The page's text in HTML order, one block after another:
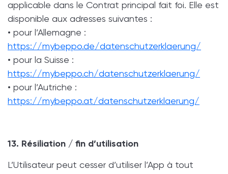
applicable dans le Contrat principal fait foi. Elle est
disponible aux adresses suivantes :
• pour l’Allemagne :
https://mybeppo.de/datenschutzerklaerung/
• pour la Suisse :
https://mybeppo.ch/datenschutzerklaerung/
• pour l’Autriche :
https://mybeppo.at/datenschutzerklaerung/
13. Résiliation / fin d’utilisation
L’Utilisateur peut cesser d’utiliser l’App à tout